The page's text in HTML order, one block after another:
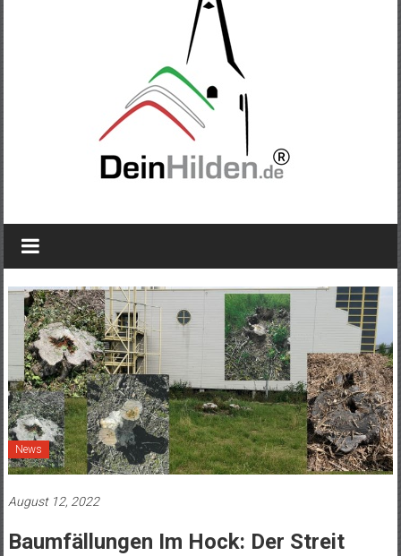
News
August 12, 2022
Baumfällungen Im Hock: Der Streit